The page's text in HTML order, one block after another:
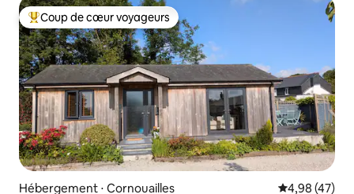
Coups de cœur voyageurs les plus appréciés
Coup de cœur voyageurs
Hébergement ⋅ Cornouailles Évaluation
4,98 (47)